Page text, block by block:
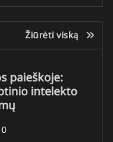
Žiūrėti viską
paieškoje:
intelekto
0